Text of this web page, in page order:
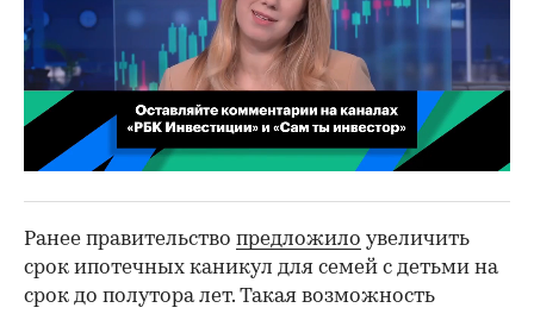
Ранее правительство предложило увеличить
срок ипотечных каникул для семей с детьми на
срок до полутора лет. Такая возможность